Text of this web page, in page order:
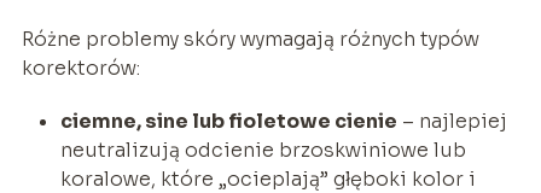
Różne problemy skóry wymagają różnych typów
korektorów:
ciemne, sine lub fioletowe cienie – najlepiej
neutralizują odcienie brzoskwiniowe lub
koralowe, które „ocieplają” głęboki kolor i